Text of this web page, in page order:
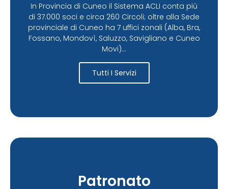
In Provincia di Cuneo il Sistema ACLI conta più
di 37.000 soci e circa 260 Circoli; oltre alla Sede
provinciale di Cuneo ha 7 uffici zonali (Alba, Bra,
Fossano, Mondovì, Saluzzo, Savigliano e Cuneo
Movi)...
Tutti I Servizi
Patronato